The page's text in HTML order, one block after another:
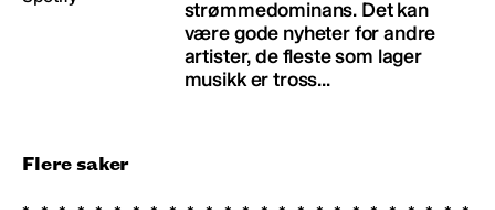
strømmedominans. Det kan
være gode nyheter for andre
artister, de fleste som lager
musikk er tross...
Flere saker